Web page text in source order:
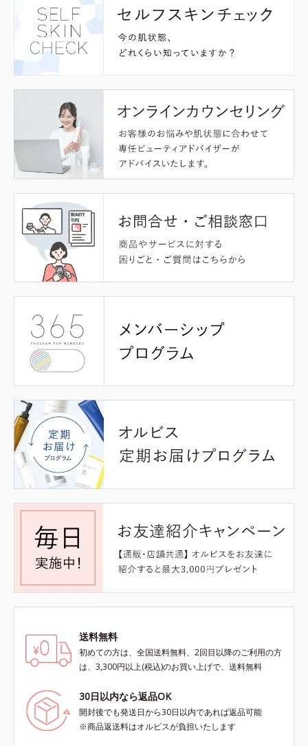
送料無料
初めての方は、全国送料無料、2回目以降のご利用の方
は、3,300円以上(税込)のお買い上げで、送料無料
30日以内なら返品OK
開封後でも発送日から30日以内であれば返品可能
※商品返送料はオルビスが負担いたします